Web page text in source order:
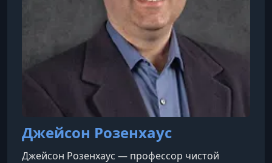
Джейсон Розенхаус
Джейсон Розенхаус — профессор чистой